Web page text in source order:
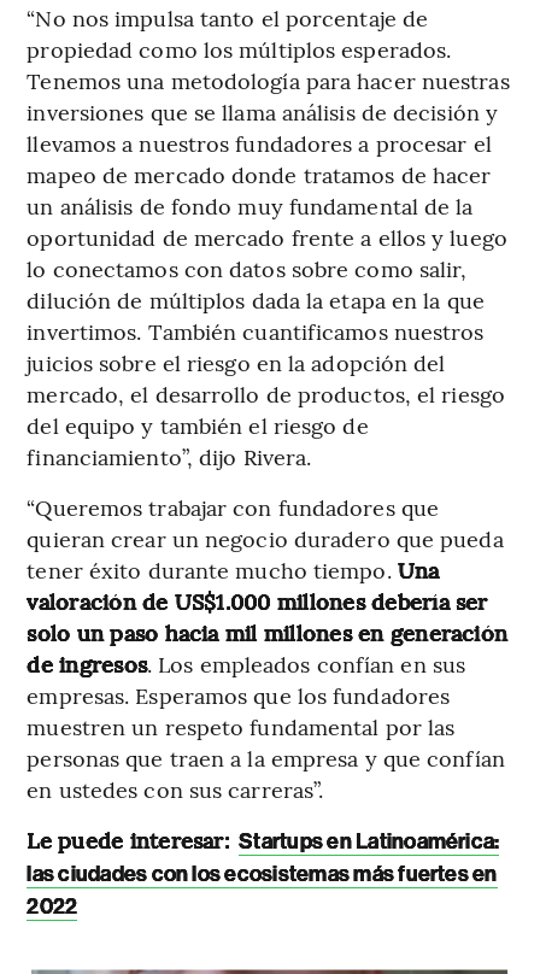
“No nos impulsa tanto el porcentaje de
propiedad como los múltiplos esperados.
Tenemos una metodología para hacer nuestras
inversiones que se llama análisis de decisión y
llevamos a nuestros fundadores a procesar el
mapeo de mercado donde tratamos de hacer
un análisis de fondo muy fundamental de la
oportunidad de mercado frente a ellos y luego
lo conectamos con datos sobre como salir,
dilución de múltiplos dada la etapa en la que
invertimos. También cuantificamos nuestros
juicios sobre el riesgo en la adopción del
mercado, el desarrollo de productos, el riesgo
del equipo y también el riesgo de
financiamiento”, dijo Rivera.
“Queremos trabajar con fundadores que
quieran crear un negocio duradero que pueda
tener éxito durante mucho tiempo. Una
valoración de US$1.000 millones debería ser
solo un paso hacia mil millones en generación
de ingresos. Los empleados confían en sus
empresas. Esperamos que los fundadores
muestren un respeto fundamental por las
personas que traen a la empresa y que confían
en ustedes con sus carreras”.
Le puede interesar: Startups en Latinoamérica:
las ciudades con los ecosistemas más fuertes en
2022